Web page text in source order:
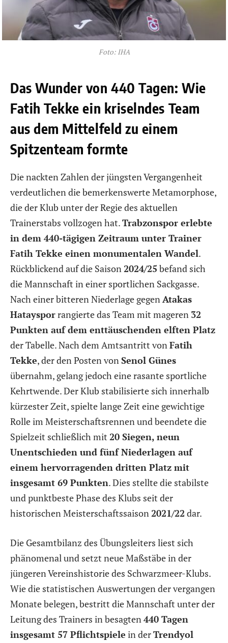
Foto: IHA
Das Wunder von 440 Tagen: Wie
Fatih Tekke ein kriselndes Team
aus dem Mittelfeld zu einem
Spitzenteam formte
Die nackten Zahlen der jüngsten Vergangenheit
verdeutlichen die bemerkenswerte Metamorphose,
die der Klub unter der Regie des aktuellen
Trainerstabs vollzogen hat.Trabzonspor erlebte
in dem 440-tägigen Zeitraum unter Trainer
Fatih Tekke einen monumentalen Wandel.
Rückblickend auf die Saison2024/25 befand sich
die Mannschaft in einer sportlichen Sackgasse.
Nach einer bitteren Niederlage gegenAtakas
Hataysporrangierte das Team mit mageren 32
Punkten auf dem enttäuschenden elften Platz
der Tabelle. Nach dem Amtsantritt vonFatih
Tekke, der den Posten vonSenol Günes
übernahm, gelang jedoch eine rasante sportliche
Kehrtwende. Der Klub stabilisierte sich innerhalb
kürzester Zeit, spielte lange Zeit eine gewichtige
Rolle im Meisterschaftsrennen und beendete die
Spielzeit schließlich mit 20 Siegen, neun
Unentschieden und fünf Niederlagen auf
einem hervorragenden dritten Platz mit
insgesamt 69 Punkten. Dies stellte die stabilste
und punktbeste Phase des Klubs seit der
historischen Meisterschaftssaison2021/22 dar.
Die Gesamtbilanz des Übungsleiters liest sich
phänomenal und setzt neue Maßstäbe in der
jüngeren Vereinshistorie des Schwarzmeer-Klubs.
Wie die statistischen Auswertungen der vergangen
Monate belegen, bestritt die Mannschaft unter der
Leitung des Trainers in besagten440 Tagen
insgesamt 57 Pflichtspiele in derTrendyol